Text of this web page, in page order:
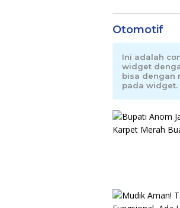
Otomotif
Ini adalah
widget
bisa dengan
pada widget.